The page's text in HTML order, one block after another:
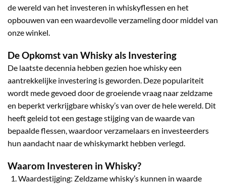
de wereld van het investeren in whiskyflessen en het
opbouwen van een waardevolle verzameling door middel van
onze winkel.
De Opkomst van Whisky als Investering
De laatste decennia hebben gezien hoe whisky een
aantrekkelijke investering is geworden. Deze populariteit
wordt mede gevoed door de groeiende vraag naar zeldzame
en beperkt verkrijgbare whisky’s van over de hele wereld. Dit
heeft geleid tot een gestage stijging van de waarde van
bepaalde flessen, waardoor verzamelaars en investeerders
hun aandacht naar de whiskymarkt hebben verlegd.
Waarom Investeren in Whisky?
Waardestijging: Zeldzame whisky’s kunnen in waarde